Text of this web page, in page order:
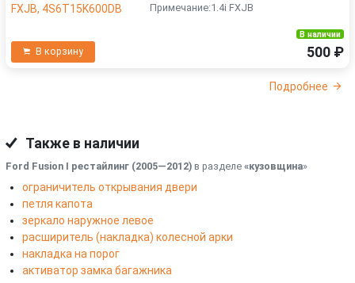
Примечание:1.4i FXJB
В корзину
В наличии
500 ₽
Подробнее
Также в наличии
Ford Fusion I рестайлинг (2005—2012) в разделе «кузовщина»
ограничитель открывания двери
петля капота
зеркало наружное левое
расширитель (накладка) колесной арки
накладка на порог
активатор замка багажника